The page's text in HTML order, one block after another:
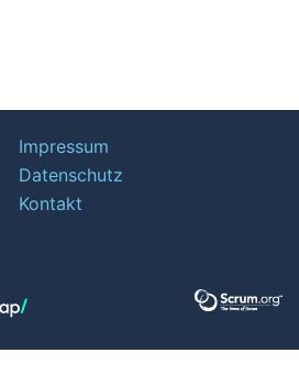
Impressum
Datenschutz
Kontakt